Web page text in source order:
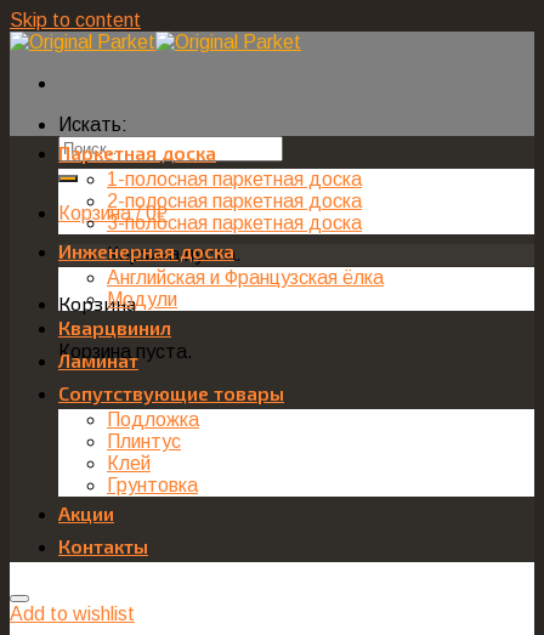
Skip to content
Искать:
Корзина /0₽
Корзина пуста.
Корзина
Корзина пуста.
Паркетная доска
1-полосная паркетная доска
2-полосная паркетная доска
3-полосная паркетная доска
Инженерная доска
Английская и Французская ёлка
Модули
Кварцвинил
Ламинат
Сопутствующие товары
Подложка
Плинтус
Клей
Грунтовка
Акции
Контакты
Add to wishlist